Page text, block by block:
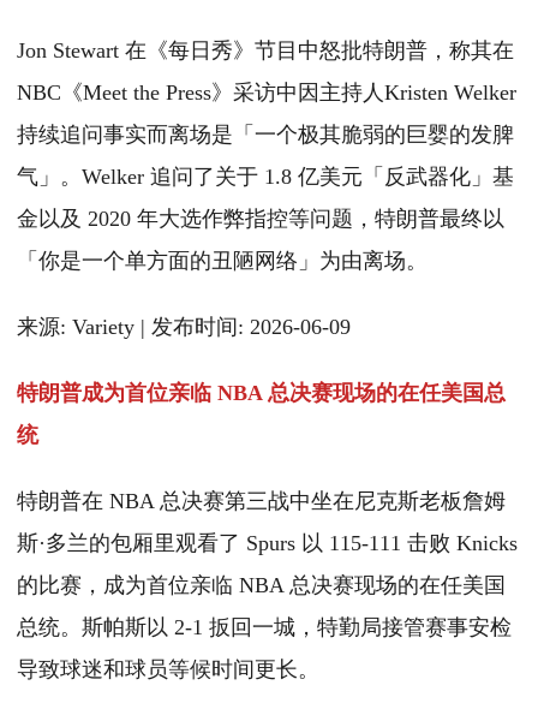
Jon Stewart 在《每日秀》节目中怒批特朗普，称其在
NBC《Meet the Press》采访中因主持人Kristen Welker
持续追问事实而离场是「一个极其脆弱的巨婴的发脾
气」。Welker 追问了关于 1.8 亿美元「反武器化」基
金以及 2020 年大选作弊指控等问题，特朗普最终以
「你是一个单方面的丑陋网络」为由离场。
来源: Variety | 发布时间: 2026-06-09
特朗普成为首位亲临 NBA 总决赛现场的在任美国总
统
特朗普在 NBA 总决赛第三战中坐在尼克斯老板詹姆
斯·多兰的包厢里观看了 Spurs 以 115-111 击败 Knicks
的比赛，成为首位亲临 NBA 总决赛现场的在任美国
总统。斯帕斯以 2-1 扳回一城，特勤局接管赛事安检
导致球迷和球员等候时间更长。